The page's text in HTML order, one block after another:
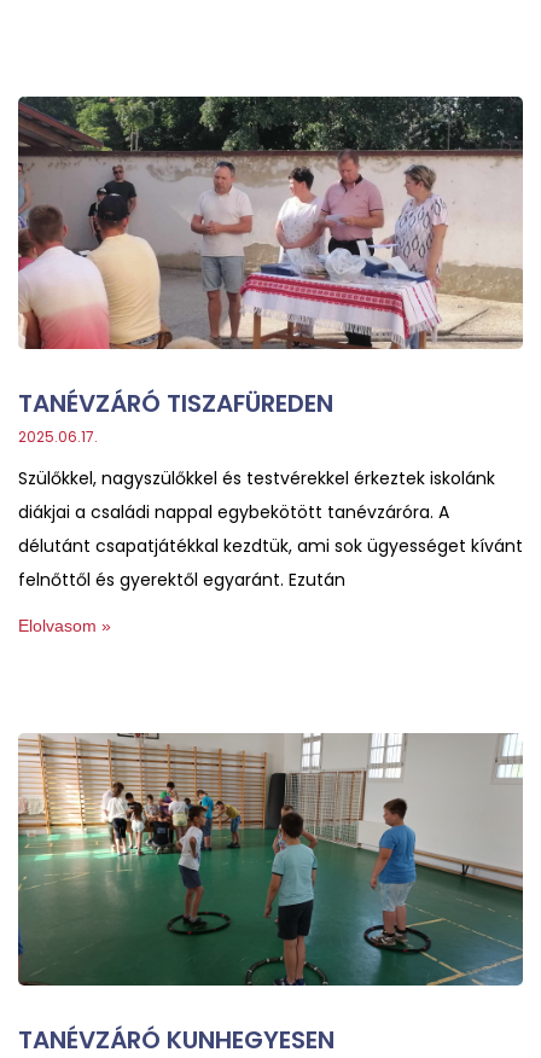
TANÉVZÁRÓ TISZAFÜREDEN
2025.06.17.
Szülőkkel, nagyszülőkkel és testvérekkel érkeztek iskolánk
diákjai a családi nappal egybekötött tanévzáróra. A
délutánt csapatjátékkal kezdtük, ami sok ügyességet kívánt
felnőttől és gyerektől egyaránt. Ezután
Elolvasom »
TANÉVZÁRÓ KUNHEGYESEN